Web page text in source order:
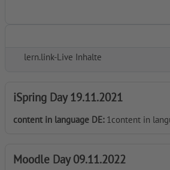
lern.link-Live Inhalte
iSpring Day 19.11.2021
content in language DE: 1content in
Moodle Day 09.11.2022